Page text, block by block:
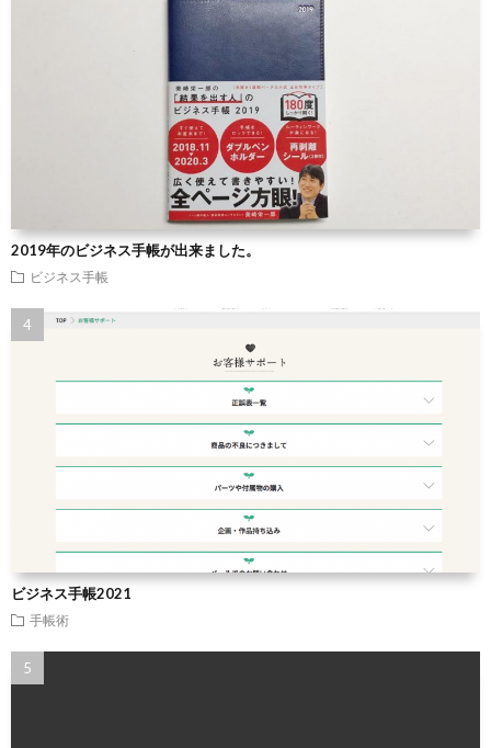
2019年のビジネス手帳が出来ました。
ビジネス手帳
ビジネス手帳2021
手帳術